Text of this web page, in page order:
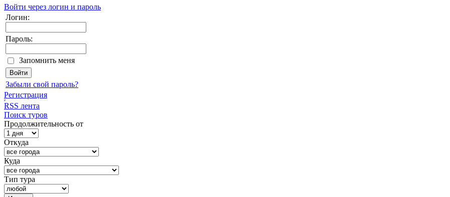
Войти через логин и пароль
Логин:
Пароль:
Запомнить меня
Забыли свой пароль?
Регистрация
RSS лента
Поиск туров
Продолжительность от
Откуда
Куда
Тип тура